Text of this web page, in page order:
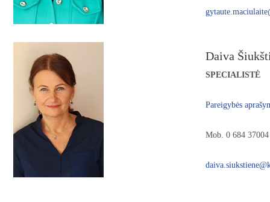
Daiva
SPECIALISTĖ
Pareigybės
Mob. 0 684 37004